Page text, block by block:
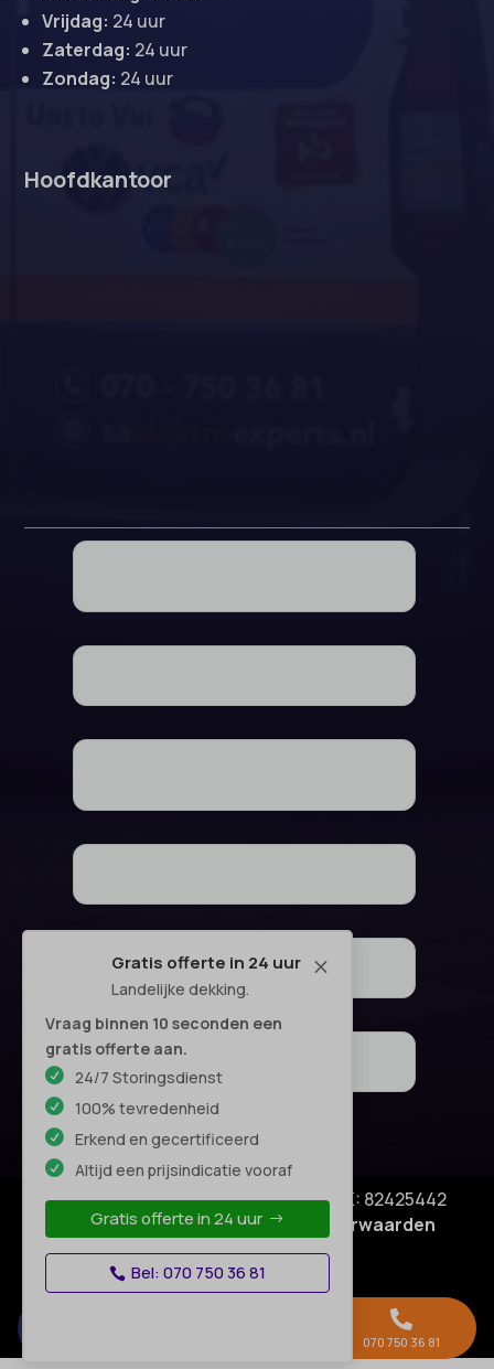
M
Gratis offerte in 24 uur
Landelijke dekking.
Vraag binnen 10 seconden een
gratis offerte aan.
24/7 Storingsdienst
100% tevredenheid
Erkend en gecertificeerd
Altijd een prijsindicatie vooraf
Gratis offerte in 24 uur
Bel: 070 750 36 81
Vrijdag: 24 uur
Zaterdag: 24 uur
Zondag: 24 uur
Hoofdkantoor
© Copyright SA Elektro Experts - KVK: 82425442
Privacyverklaring|Algemene voorwaarden
Disclaimer–

070 750 36 81